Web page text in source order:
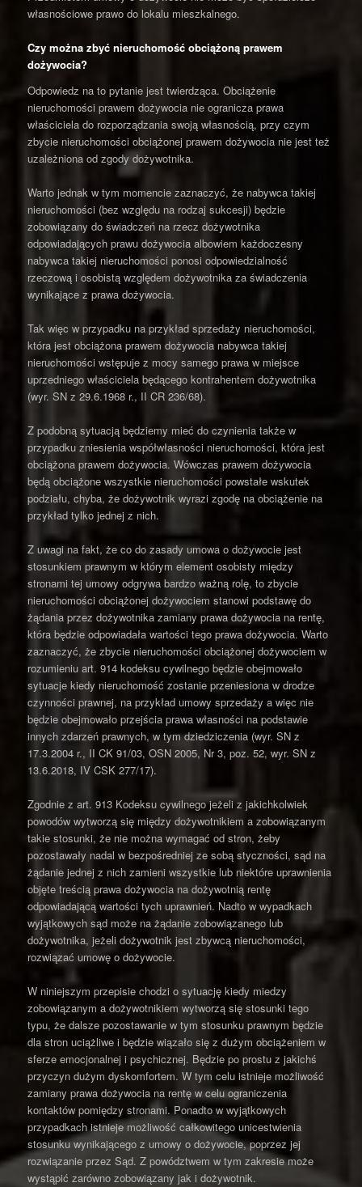
własnościowe prawo do lokalu mieszkalnego.
Czy można zbyć nieruchomość obciążoną prawem
dożywocia?
Odpowiedz na to pytanie jest twierdząca. Obciążenie
nieruchomości prawem dożywocia nie ogranicza prawa
właściciela do rozporządzania swoją własnością, przy czym
zbycie nieruchomości obciążonej prawem dożywocia nie jest też
uzależniona od zgody dożywotnika.
Warto jednak w tym momencie zaznaczyć, że nabywca takiej
nieruchomości (bez względu na rodzaj sukcesji) będzie
zobowiązany do świadczeń na rzecz dożywotnika
odpowiadających prawu dożywocia albowiem każdoczesny
nabywca takiej nieruchomości ponosi odpowiedzialność
rzeczową i osobistą względem dożywotnika za świadczenia
wynikające z prawa dożywocia.
Tak więc w przypadku na przykład sprzedaży nieruchomości,
która jest obciążona prawem dożywocia nabywca takiej
nieruchomości wstępuje z mocy samego prawa w miejsce
uprzedniego właściciela będącego kontrahentem dożywotnika
(wyr. SN z 29.6.1968 r., II CR 236/68).
Z podobną sytuacją będziemy mieć do czynienia także w
przypadku zniesienia współwłasności nieruchomości, która jest
obciążona prawem dożywocia. Wówczas prawem dożywocia
będą obciążone wszystkie nieruchomości powstałe wskutek
podziału, chyba, że dożywotnik wyrazi zgodę na obciążenie na
przykład tylko jednej z nich.
Z uwagi na fakt, że co do zasady umowa o dożywocie jest
stosunkiem prawnym w którym element osobisty między
stronami tej umowy odgrywa bardzo ważną rolę, to zbycie
nieruchomości obciążonej dożywociem stanowi podstawę do
żądania przez dożywotnika zamiany prawa dożywocia na rentę,
która będzie odpowiadała wartości tego prawa dożywocia. Warto
zaznaczyć, że zbycie nieruchomości obciążonej dożywociem w
rozumieniu art. 914 kodeksu cywilnego będzie obejmowało
sytuacje kiedy nieruchomość zostanie przeniesiona w drodze
czynności prawnej, na przykład umowy sprzedaży a więc nie
będzie obejmowało przejścia prawa własności na podstawie
innych zdarzeń prawnych, w tym dziedziczenia (wyr. SN z
17.3.2004 r., II CK 91/03, OSN 2005, Nr 3, poz. 52, wyr. SN z
13.6.2018, IV CSK 277/17).
Zgodnie z art. 913 Kodeksu cywilnego jeżeli z jakichkolwiek
powodów wytworzą się między dożywotnikiem a zobowiązanym
takie stosunki, że nie można wymagać od stron, żeby
pozostawały nadal w bezpośredniej ze sobą styczności, sąd na
żądanie jednej z nich zamieni wszystkie lub niektóre uprawnienia
objęte treścią prawa dożywocia na dożywotnią rentę
odpowiadającą wartości tych uprawnień. Nadto w wypadkach
wyjątkowych sąd może na żądanie zobowiązanego lub
dożywotnika, jeżeli dożywotnik jest zbywcą nieruchomości,
rozwiązać umowę o dożywocie.
W niniejszym przepisie chodzi o sytuację kiedy miedzy
zobowiązanym a dożywotnikiem wytworzą się stosunki tego
typu, że dalsze pozostawanie w tym stosunku prawnym będzie
dla stron uciążliwe i będzie wiązało się z dużym obciążeniem w
sferze emocjonalnej i psychicznej. Będzie po prostu z jakichś
przyczyn dużym dyskomfortem. W tym celu istnieje możliwość
zamiany prawa dożywocia na rentę w celu ograniczenia
kontaktów pomiędzy stronami. Ponadto w wyjątkowych
przypadkach istnieje możliwość całkowitego unicestwienia
stosunku wynikającego z umowy o dożywocie, poprzez jej
rozwiązanie przez Sąd. Z powództwem w tym zakresie może
wystąpić zarówno zobowiązany jak i dożywotnik.